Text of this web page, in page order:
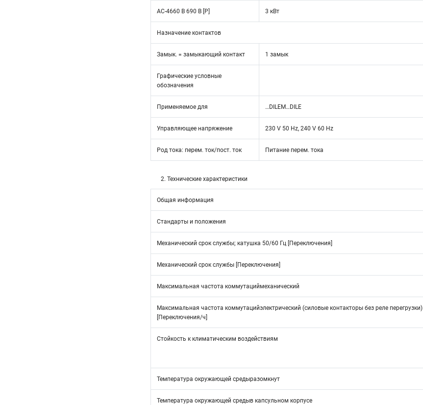
AC-4660 B 690 B [P] 3 кВт
Назначение контактов
Замык. = замыкающий контакт 1 замык
Графические условные
обозначения
Применяемое для …DILEM…DILE
Управляющее напряжение 230 V 50 Hz, 240 V 60 Hz
Род тока: перем. ток/пост. ток Питание перем. тока
2. Технические характеристики
Общая информация
Стандарты и положения
Механический срок службы; катушка 50/60 Гц [Переключения]
Механический срок службы [Переключения]
Максимальная частота коммутациймеханический
Максимальная частота коммутацийэлектрический (силовые контакторы без реле перегрузки)
[Переключения/ч]
Стойкость к климатическим воздействиям
Температура окружающей средыразомкнут
Температура окружающей средыв капсульном корпусе